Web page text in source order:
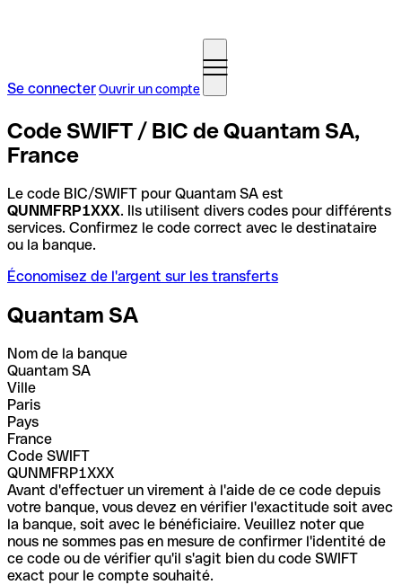
Se connecterOuvrir un compte
Code SWIFT / BIC de Quantam SA,
France
Le code BIC/SWIFT pour Quantam SA est
QUNMFRP1XXX. Ils utilisent divers codes pour différents
services. Confirmez le code correct avec le destinataire
ou la banque.
Économisez de l'argent sur les transferts
Quantam SA
Nom de la banque
Quantam SA
Ville
Paris
Pays
France
Code SWIFT
QUNMFRP1XXX
Avant d'effectuer un virement à l'aide de ce code depuis
votre banque, vous devez en vérifier l'exactitude soit avec
la banque, soit avec le bénéficiaire. Veuillez noter que
nous ne sommes pas en mesure de confirmer l'identité de
ce code ou de vérifier qu'il s'agit bien du code SWIFT
exact pour le compte souhaité.